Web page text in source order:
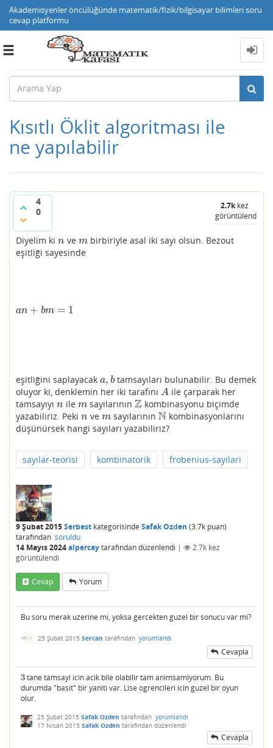
Akademisyenler öncülüğünde matematik/fizik/bilgisayar bilimleri soru
cevap platformu
Toggle
Kısıtlı Öklit algoritması ile
ne yapılabilir
4
0
2.7kkez
görüntülendi
Diyelim ki n
n ve m
mbirbiriyle asal iki sayı olsun. Bezout
eşitliği sayesinde
an + bm = 1
an+bm =1
eşitliğini saplayacak a, b
a,b tamsayıları bulunabilir. Bu demek
oluyor ki, denklemin her iki tarafını A
A ile çarparak her
tamsayıyı n
n ile m
msayılarının Z
Z kombinasyonu biçimde
yazabiliriz. Peki n
n ve m
msayılarının N
N kombinasyonlarını
düşünürsek hangi sayıları yazabiliriz?
sayılar-teorisi kombinatorik frobenius-sayilari
9 Şubat 2015Serbest kategorisinde Safak Ozden (3.7k puan)
tarafından soruldu
14 Mayıs 2024alpercaytarafındandüzenlendi | 2.7k kez
görüntülendi
Cevap Yorum
Bu soru merak uzerine mi, yoksa gercekten guzel bir sonucu var mi?
25 Şubat 2015 Sercan tarafından yorumlandı
Cevapla
3
3tane tamsayi icin acik bile olabilir tam animsamiyorum. Bu
durumda "basit" bir yaniti var. Lise ogrencileri icin guzel bir oyun
olur.
25 Şubat 2015 Safak Ozden tarafından yorumlandı
17 Nisan 2015 Safak Ozden tarafından düzenlendi
Cevapla